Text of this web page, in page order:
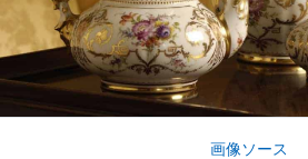
画像ソース